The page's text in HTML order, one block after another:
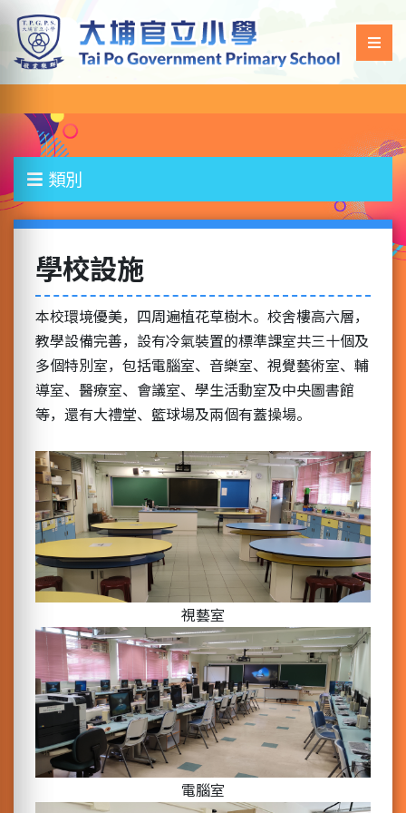
類別
學校設施
本校環境優美，四周遍植花草樹木。校舍樓高六層，
教學設備完善，設有冷氣裝置的標準課室共三十個及
多個特別室，包括電腦室、音樂室、視覺藝術室、輔
導室、醫療室、會議室、學生活動室及中央圖書館
等，還有大禮堂、籃球場及兩個有蓋操場。
視藝室
電腦室